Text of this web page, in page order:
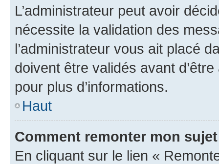
L’administrateur peut avoir
nécessite la validation des
l’administrateur vous ait placé
doivent être validés avant
pour plus d’informations.
Haut
Comment remonter mon
En cliquant sur le lien «